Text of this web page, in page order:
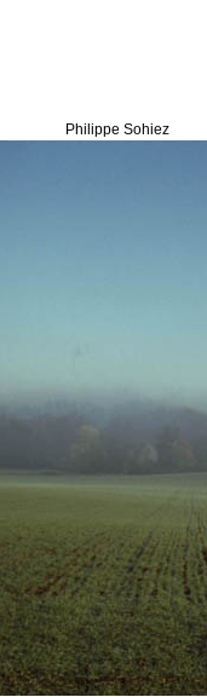
Philippe Sohiez